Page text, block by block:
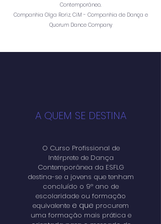
Contemporâneo,
Companhia Olga Roriz, CiM - Companhia de Dança e
Quorum Dance Company
A QUEM SE DESTINA
O Curso Profissional de
Intérprete de Dança
Contemporânea da ESFLG
destina-se a jovens que tenham
concluído o 9º ano de
escolaridade ou formação
equivalente e que procurem
uma formação mais prática e